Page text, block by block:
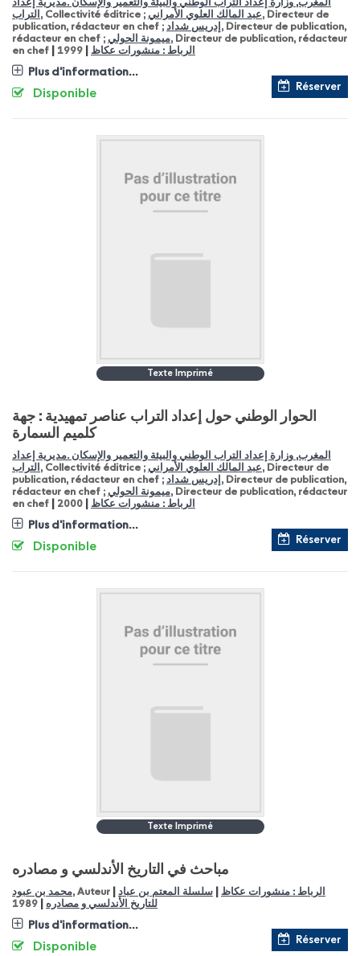
المغرب, وزارة إعداد التراب الوطني والبيئة والتعمير والإسكان .مديرية إعداد
التراب , Collectivité éditrice ; عبد المالك العلوي الأمراني, Directeur de
publication, rédacteur en chef ; إدريس شداد , Directeur de publication,
rédacteur en chef ; ميمونة الحولي, Directeur de publication, rédacteur
en chef
الرباط : منشورات عكاظ 1999
Plus d'information...
Réserver
Disponible
Texte Imprimé
الحوار الوطني حول إعداد التراب عناصر تمهيدية : جهة
كلميم السمارة
المغرب, وزارة إعداد التراب الوطني والبيئة والتعمير والإسكان .مديرية إعداد
التراب , Collectivité éditrice ; عبد المالك العلوي الأمراني, Directeur de
publication, rédacteur en chef ; إدريس شداد , Directeur de publication,
rédacteur en chef ; ميمونة الحولي, Directeur de publication, rédacteur
en chef
الرباط : منشورات عكاظ 2000
Plus d'information...
Réserver
Disponible
Texte Imprimé
مباحث في التاريخ الأندلسي و مصادره
محمد بن عبود, Auteur الرباط : منشورات عكاظ
سلسلة المعتم بن عباد
للتاريخ الأندلسي و مصادره
1989
Plus d'information...
Réserver
Disponible